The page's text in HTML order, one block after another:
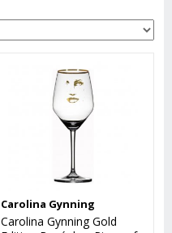
Carolina Gynning
Carolina Gynning Gold